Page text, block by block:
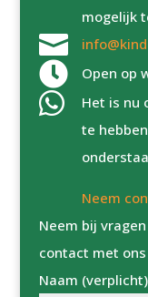
mogelijk

 Open op

Het is nu
te
Neem
Neem bij
contact met ons
Naam (verplicht)